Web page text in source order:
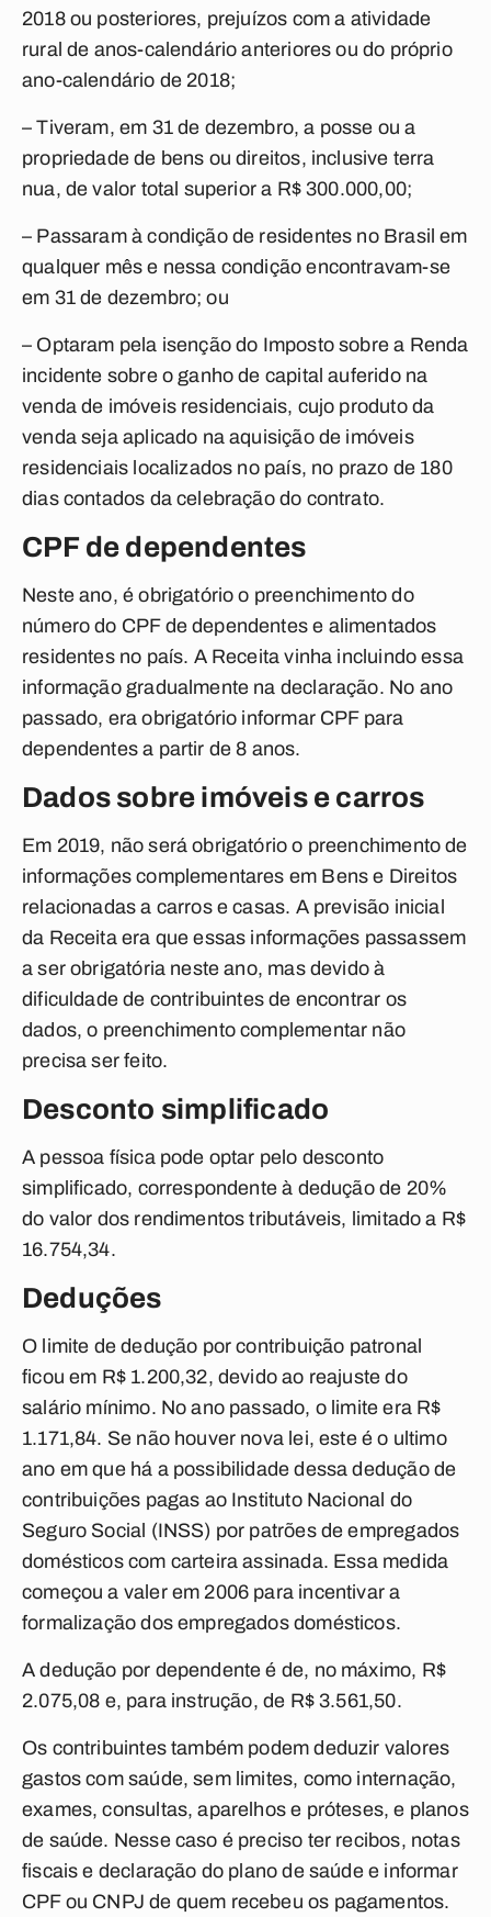
2018 ou posteriores, prejuízos com a atividade
rural de anos-calendário anteriores ou do próprio
ano-calendário de 2018;
– Tiveram, em 31 de dezembro, a posse ou a
propriedade de bens ou direitos, inclusive terra
nua, de valor total superior a R$ 300.000,00;
– Passaram à condição de residentes no Brasil em
qualquer mês e nessa condição encontravam-se
em 31 de dezembro; ou
– Optaram pela isenção do Imposto sobre a Renda
incidente sobre o ganho de capital auferido na
venda de imóveis residenciais, cujo produto da
venda seja aplicado na aquisição de imóveis
residenciais localizados no país, no prazo de 180
dias contados da celebração do contrato.
CPF de dependentes
Neste ano, é obrigatório o preenchimento do
número do CPF de dependentes e alimentados
residentes no país. A Receita vinha incluindo essa
informação gradualmente na declaração. No ano
passado, era obrigatório informar CPF para
dependentes a partir de 8 anos.
Dados sobre imóveis e carros
Em 2019, não será obrigatório o preenchimento de
informações complementares em Bens e Direitos
relacionadas a carros e casas. A previsão inicial
da Receita era que essas informações passassem
a ser obrigatória neste ano, mas devido à
dificuldade de contribuintes de encontrar os
dados, o preenchimento complementar não
precisa ser feito.
Desconto simplificado
A pessoa física pode optar pelo desconto
simplificado, correspondente à dedução de 20%
do valor dos rendimentos tributáveis, limitado a R$
16.754,34.
Deduções
O limite de dedução por contribuição patronal
ficou em R$ 1.200,32, devido ao reajuste do
salário mínimo. No ano passado, o limite era R$
1.171,84. Se não houver nova lei, este é o ultimo
ano em que há a possibilidade dessa dedução de
contribuições pagas ao Instituto Nacional do
Seguro Social (INSS) por patrões de empregados
domésticos com carteira assinada. Essa medida
começou a valer em 2006 para incentivar a
formalização dos empregados domésticos.
A dedução por dependente é de, no máximo, R$
2.075,08 e, para instrução, de R$ 3.561,50.
Os contribuintes também podem deduzir valores
gastos com saúde, sem limites, como internação,
exames, consultas, aparelhos e próteses, e planos
de saúde. Nesse caso é preciso ter recibos, notas
fiscais e declaração do plano de saúde e informar
CPF ou CNPJ de quem recebeu os pagamentos.